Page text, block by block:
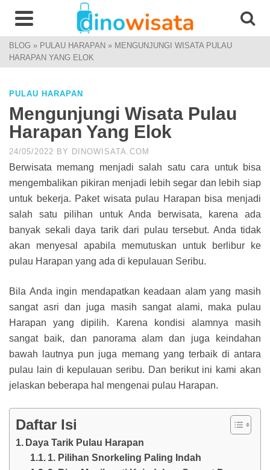
BLOG » PULAU HARAPAN » MENGUNJUNGI WISATA PULAU
HARAPAN YANG ELOK
PULAU HARAPAN
Mengunjungi Wisata Pulau
Harapan Yang Elok
24/05/2022 BY DINOWISATA.COM
Berwisata memang menjadi salah satu cara untuk bisa
mengembalikan pikiran menjadi lebih segar dan lebih siap
untuk bekerja. Paket wisata pulau Harapan bisa menjadi
salah satu pilihan untuk Anda berwisata, karena ada
banyak sekali daya tarik dari pulau tersebut. Anda tidak
akan menyesal apabila memutuskan untuk berlibur ke
pulau Harapan yang ada di kepulauan Seribu.
Bila Anda ingin mendapatkan keadaan alam yang masih
sangat asri dan juga masih sangat alami, maka pulau
Harapan yang dipilih. Karena kondisi alamnya masih
sangat baik, dan panorama alam dan juga keindahan
bawah lautnya pun juga memang yang terbaik di antara
pulau lain di kepulauan seribu. Dan berikut ini kami akan
jelaskan beberapa hal mengenai pulau Harapan.
Daftar Isi
Daya Tarik Pulau Harapan
1. Pilihan Snorkeling Paling Indah